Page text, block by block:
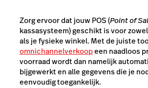
Zorg ervoor dat jouw POS (Point of
kassasysteem) geschikt is voor
als je fysieke winkel. Met de juiste
omnichannelverkoopeen naadloos
voorraad wordt dan namelijk
bijgewerkt en alle gegevens die je
eenvoudig toegankelijk.